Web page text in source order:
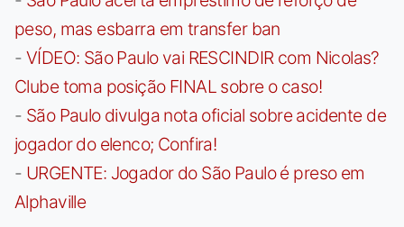
peso, mas esbarra em transfer ban
- VÍDEO: São Paulo vai RESCINDIR com Nicolas?
Clube toma posição FINAL sobre o caso!
- São Paulo divulga nota oficial sobre acidente de
jogador do elenco; Confira!
- URGENTE: Jogador do São Paulo é preso em
Alphaville